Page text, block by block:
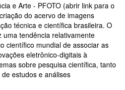
e Arte - PFOTO (abrir link para o
do acervo de imagens
técnica e científica brasileira. O
uma tendência relativamente
científico mundial de associar as
eletrônico-digitais à
sobre pesquisa científica, tanto
estudos e análises